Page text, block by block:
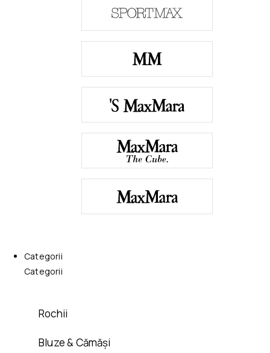
Categorii
Categorii
Rochii
Bluze & Cămăși